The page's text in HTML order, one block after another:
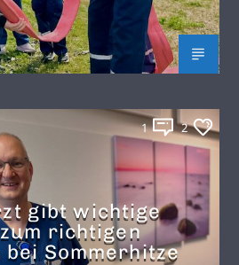
1 2
gibt wichtige
richtigen
Sommerhitze